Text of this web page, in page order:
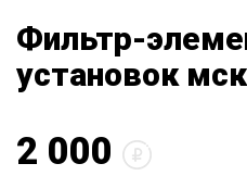
Фильтр-
установок мск
2 000